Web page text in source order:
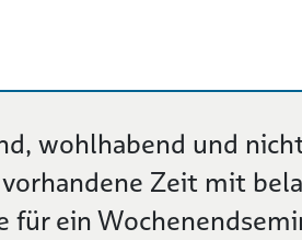
wohlhabend und
Zeit mit
für ein